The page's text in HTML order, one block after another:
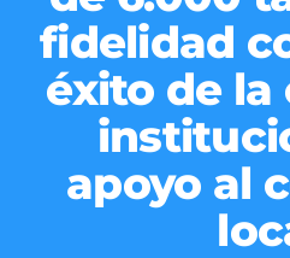
fidelidad
éxito de la
apoyo al